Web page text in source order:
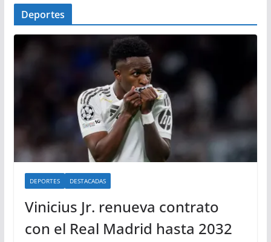
Deportes
DEPORTES DESTACADAS
Vinicius Jr. renueva contrato
con el Real Madrid hasta 2032